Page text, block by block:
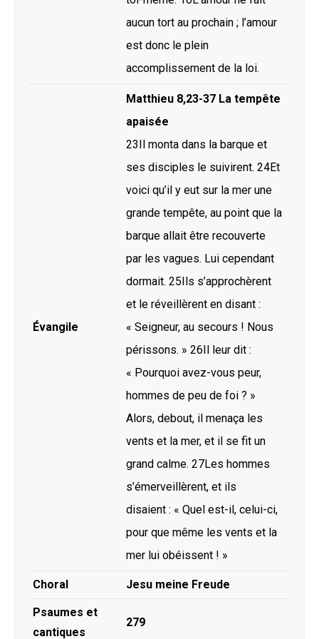
aucun tort au prochain ; l’amour
est donc le plein
accomplissement de la loi.
Évangile
Matthieu 8,23-37 La tempête
apaisée
23Il monta dans la barque et
ses disciples le suivirent. 24Et
voici qu’il y eut sur la mer une
grande tempête, au point que la
barque allait être recouverte
par les vagues. Lui cependant
dormait. 25Ils s’approchèrent
et le réveillèrent en disant :
« Seigneur, au secours ! Nous
périssons. » 26Il leur dit :
« Pourquoi avez-vous peur,
hommes de peu de foi ? »
Alors, debout, il menaça les
vents et la mer, et il se fit un
grand calme. 27Les hommes
s’émerveillèrent, et ils
disaient : « Quel est-il, celui-ci,
pour que même les vents et la
mer lui obéissent ! »
Choral Jesu meine Freude
Psaumes et
cantiques
279